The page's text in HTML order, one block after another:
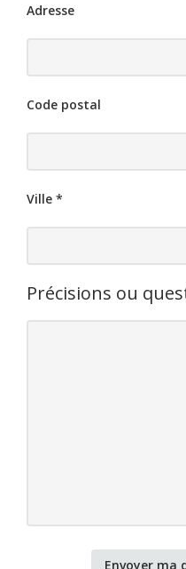
Adresse
Code postal
Ville *
Précisions ou